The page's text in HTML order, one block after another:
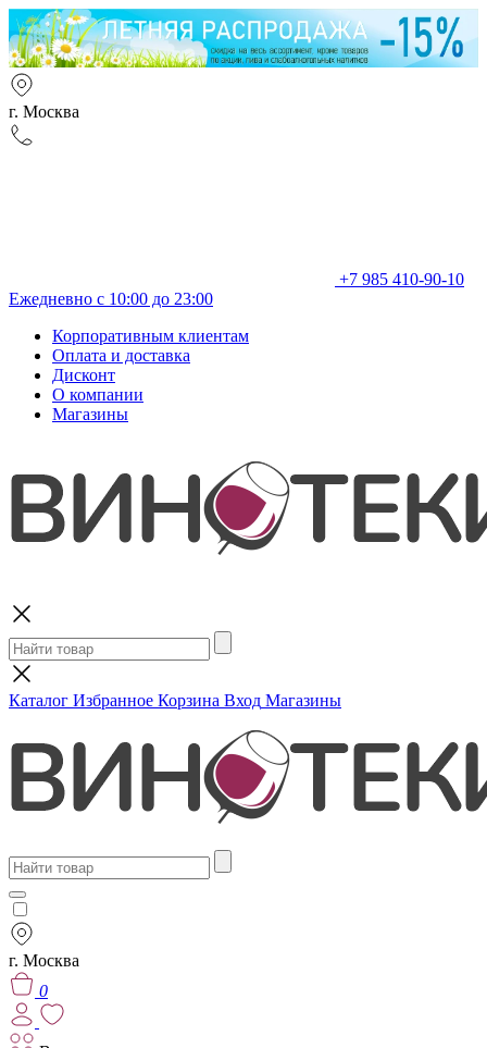
г. Москва
+7 985 410-90-10
Ежедневно с 10:00 до 23:00
Корпоративным клиентам
Оплата и доставка
Дисконт
О компании
Магазины
Каталог Избранное Корзина Вход Магазины
г. Москва
0